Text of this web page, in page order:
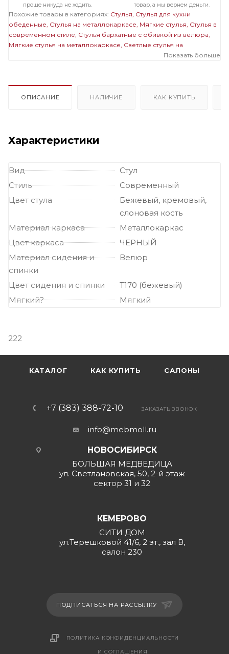
проще никуда не ходить.
товар, а мы вернем деньги.
Похожие товары в категориях: Стулья Стулья для кухни
обеденные Стулья на металлокаркасе Мягкие стулья Стулья в
современном стиле Стулья бархатные с обивкой из велюра
Мягкие стулья на металлокаркасе Светлые стулья на
Стулья на черном металлокаркасе Стулья
Велюровые светлые стулья
Показать больше
ОПИСАНИЕ НАЛИЧИЕ КАК КУПИТЬ
Характеристики
Вид
Стул
Стиль
Современный
Цвет стула
Бежевый, кремовый,
слоновая кость
Материал каркаса
Металлокаркас
Цвет каркаса
ЧЕРНЫЙ
Материал сидения и
спинки
Велюр
Цвет сидения и спинки
Т170 (бежевый)
Мягкий?
Мягкий
222
КАТАЛОГ КАК КУПИТЬ САЛОНЫ
+7 (383) 388-72-10 ЗАКАЗАТЬ ЗВОНОК
info@mebmoll.ru
НОВОСИБИРСК
БОЛЬШАЯ МЕДВЕДИЦА
ул. Светлановская, 50, 2-й этаж
сектор 31 и 32
КЕМЕРОВО
СИТИ ДОМ
ул.Терешковой 41/6, 2 эт., зал В,
салон 230
ПОДПИСАТЬСЯ НА РАССЫЛКУ
ПОЛИТИКА КОНФИДЕНЦИАЛЬНОСТИ
И СОГЛАШЕНИЯ